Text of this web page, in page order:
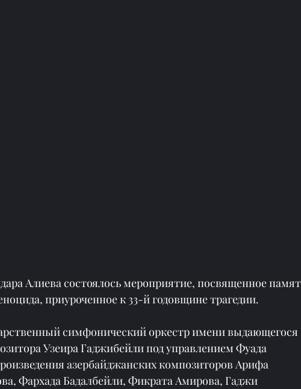
Алиева состоялось мероприятие, посвященное
приуроченное к 33-й годовщине трагедии.
симфонический оркестр имени выдающегося
Узеира Гаджибейли под управлением Фуада
азербайджанских композиторов Арифа
Фархада Бадалбейли, Фикрата Амирова, Гаджи